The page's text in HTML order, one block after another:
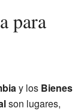
para
y los Bienes
son lugares,